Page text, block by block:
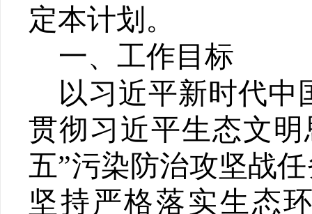
定本计划。
一、工作目标
以习近平新时代中
贯彻习近平生态文
五”污染防治攻坚战
坚持严格落实生态